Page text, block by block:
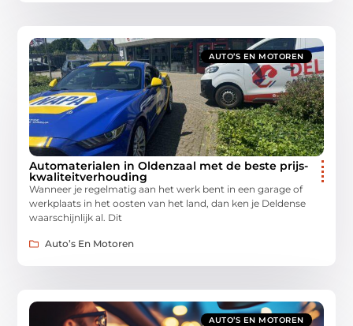
AUTO’S EN MOTOREN
Automaterialen in Oldenzaal met de beste prijs-
kwaliteitverhouding
Wanneer je regelmatig aan het werk bent in een garage of
werkplaats in het oosten van het land, dan ken je Deldense
waarschijnlijk al. Dit
Auto’s En Motoren
AUTO’S EN MOTOREN